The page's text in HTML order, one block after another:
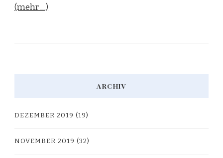
(mehr …)
ARCHIV
DEZEMBER 2019 (19)
NOVEMBER 2019 (32)